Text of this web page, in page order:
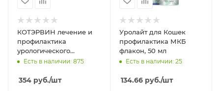
КОТЭРВИН лечение и
профилактика
урологического
синдрома и
для кошек, 3 фл. по 10
Есть в наличии: 875
354 руб./шт
Уролайт для Кошек
профилактика МКБ
флакон, 50 мл
Есть в наличии: 25
134.66руб./шт